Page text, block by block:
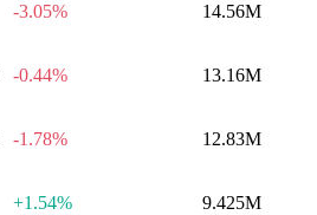
-3.05% 14.56M
-0.44% 13.16M
-1.78% 12.83M
+1.54% 9.425M